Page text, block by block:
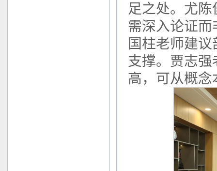
足之处。尤
需深入论证
国柱老师建
支撑。贾志
高，可从概